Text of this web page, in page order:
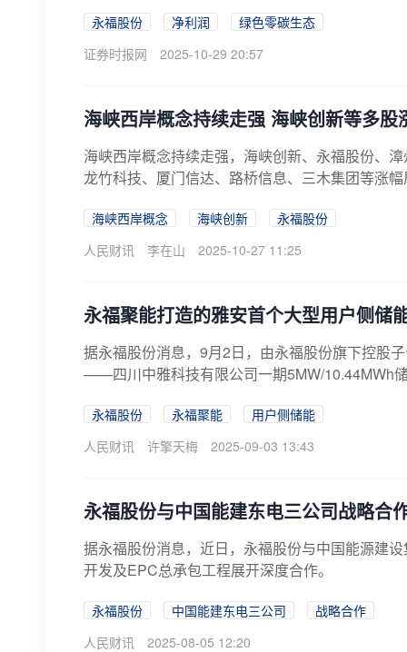
永福股份 净利润
绿色零碳生态
证券时报网
2025-10-29 20:57
海峡西岸概念持续走强 海峡创新等多股
海峡西岸概念持续走强，海峡创新、永福股份、
龙竹科技、厦门信达、路桥信息、三木集团等涨
海峡西岸概念 海峡创新
永福股份
人民财讯
李在山 2025-10-27 11:25
永福聚能打造的雅安首个大型用户侧储
据永福股份消息，9月2日，由永福股份旗下控股
——四川中雅科技有限公司一期5MW/10.44MWh
永福股份 永福聚能
用户侧储能
人民财讯
许擎天梅 2025-09-03 13:43
永福股份与中国能建东电三公司战略合
据永福股份消息，近日，永福股份与中国能源建
开发及EPC总承包工程展开深度合作。
永福股份 中国能建东电三公司
战略合作
人民财讯
2025-08-05 12:20